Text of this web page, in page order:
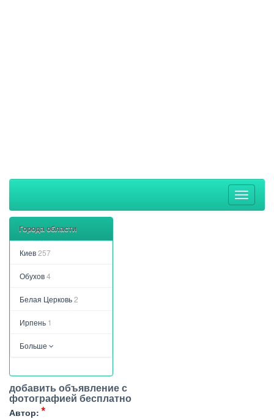
Toggle
Города области
Киев257
Обухов4
Белая Церковь2
Ирпень 1
Больше
добавить объявление с
фотографией бесплатно
Автор: